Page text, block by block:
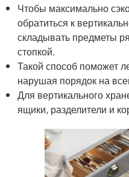
Чтобы максимально
обратиться к
складывать предметы
стопкой.
Такой способ поможет
нарушая порядок на
Для вертикального
ящики, разделители и